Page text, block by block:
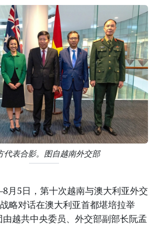
代表合影。图自越南外交部
5日，第十次越南与澳大利亚外交
略对话在澳大利亚首都堪培拉举
越共中央委员、外交部副部长阮孟